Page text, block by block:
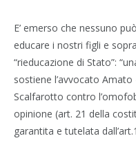
E’ emerso che nessuno
educare i nostri figli e
“rieducazione di Stato”:
sostiene l’avvocato
Scalfarotto contro
opinione (art. 21 della
garantita e tutelata